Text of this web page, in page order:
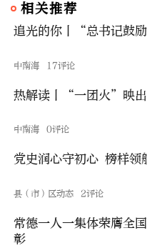
相关推荐
追光的你丨“总书记鼓
中南海 17评论
热解读丨“一团火”映
中南海 0评论
党史润心守初心 榜样领
县（市）区动态 2评论
常德一人一集体荣膺全
彰